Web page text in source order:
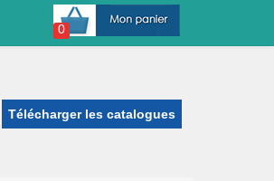
0
Télécharger les catalogues